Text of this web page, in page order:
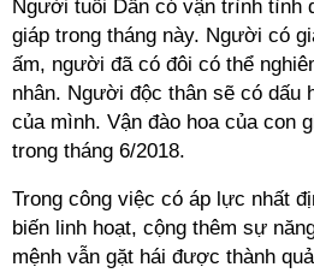
Người tuổi Dần có vận trình tình
giáp trong tháng này. Người có
ấm, người đã có đôi có thể
nhân. Người độc thân sẽ có dấu
của mình. Vận đào hoa của con
trong tháng 6/2018.
Trong công việc có áp lực nhất
biến linh hoạt, cộng thêm sự
mệnh vẫn gặt hái được thành